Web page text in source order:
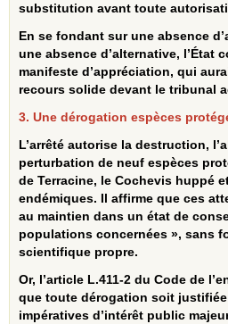
substitution avant toute
En se fondant sur une absence
une absence d’alternative, l’État
manifeste d’appréciation, qui
recours solide devant le tribunal
3. Une dérogation espèces
L’arrêté autorise la destruction,
perturbation de neuf espèces
de Terracine, le Cochevis huppé
endémiques. Il affirme que ces
au maintien dans un état de
populations concernées », sans
scientifique propre.
Or, l’article L.411‑2 du Code de
que toute dérogation soit
impératives d’intérêt public